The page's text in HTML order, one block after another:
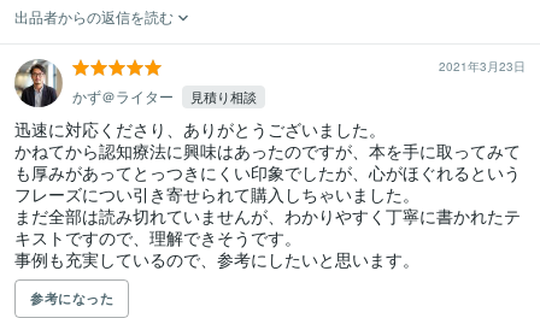
出品者からの返信を読む
2021年3月23日
かず＠ライター 見積り相談
迅速に対応くださり、ありがとうございました。
かねてから認知療法に興味はあったのですが、本を手に取ってみて
も厚みがあってとっつきにくい印象でしたが、心がほぐれるという
フレーズについ引き寄せられて購入しちゃいました。
まだ全部は読み切れていませんが、わかりやすく丁寧に書かれたテ
キストですので、理解できそうです。
事例も充実しているので、参考にしたいと思います。
参考になった